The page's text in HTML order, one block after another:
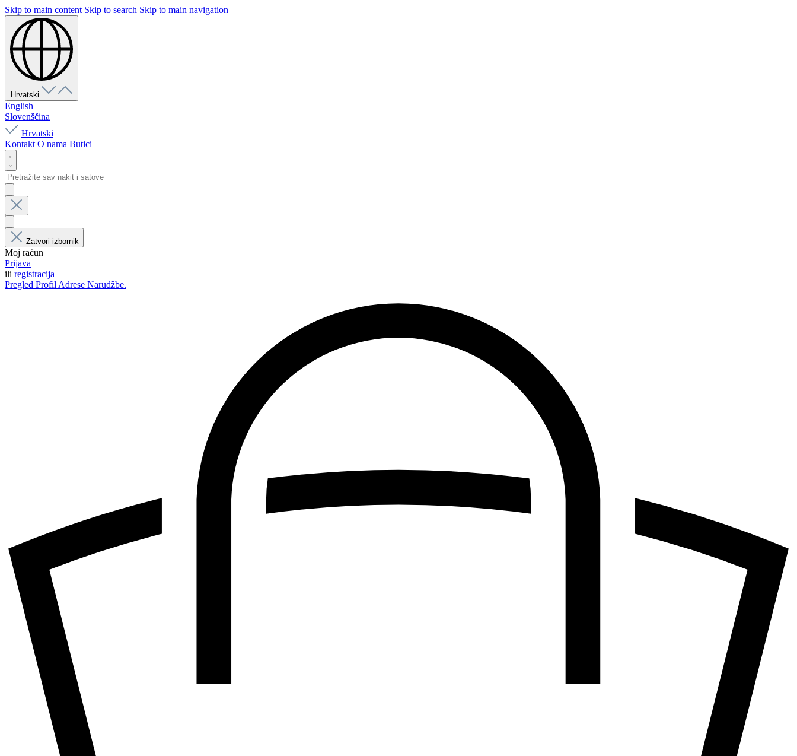
Skip to main content Skip to search Skip to main navigation
Hrvatski
English
Slovenščina
Hrvatski
Kontakt O nama Butici
Zatvori izbornik
Moj račun
Prijava
ili registracija
Pregled Profil Adrese Narudžbe.